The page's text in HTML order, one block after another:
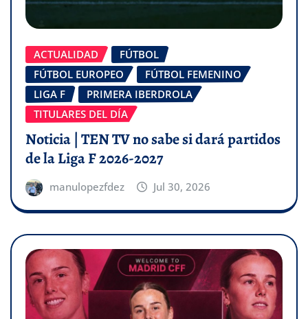
ACTUALIDAD
FÚTBOL
FÚTBOL EUROPEO
FÚTBOL FEMENINO
LIGA F
PRIMERA IBERDROLA
TITULARES DEL DÍA
Noticia | TEN TV no sabe si dará partidos
de la Liga F 2026-2027
manulopezfdez Jul 30, 2026